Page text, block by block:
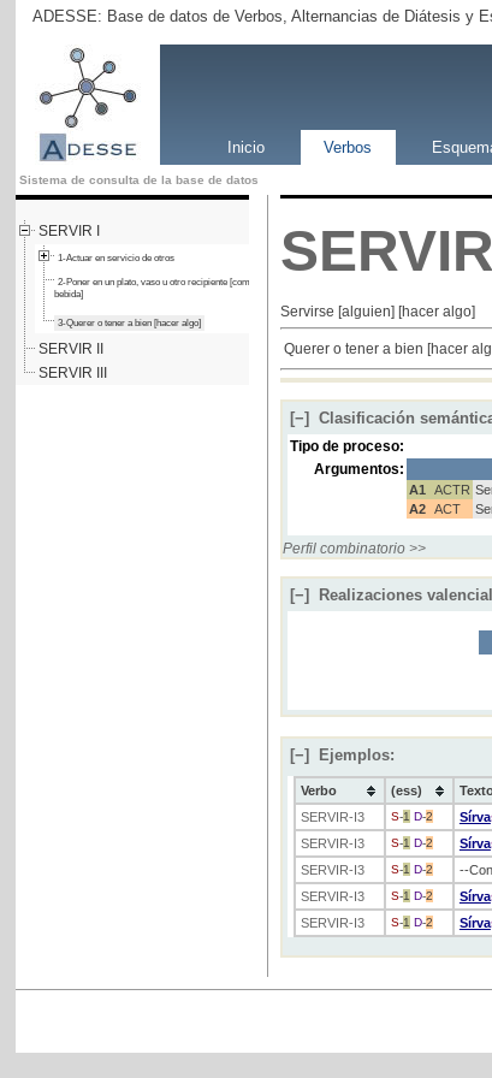
ADESSE: Base de datos de Verbos, Alternancias de Diátesis y
Inicio Verbos
Sistema de consulta de la base de datos
SERVIR I
1-Actuar en servicio de otros
2-Poner en un plato, vaso u otro recipiente [comida o
bebida]
3-Querer o tener a bien [hacer algo]
SERVIR II
SERVIR III
SERVIR
Servirse [alguien] [hacer algo]
Querer o tener a bien [hacer
[−] Clasificación
Tipo de proceso:
Argumentos:
A1 ACTR
A2 ACT
Perfil combinatorio >>
[−] Realizaciones
[−] Ejemplos:
Verbo (ess)
SERVIR-I3 S-1 D-2 Sírva
SERVIR-I3 S-1 D-2 Sírva
SERVIR-I3 S-1 D-2 --
SERVIR-I3 S-1 D-2 Sírva
SERVIR-I3 S-1 D-2 Sírva